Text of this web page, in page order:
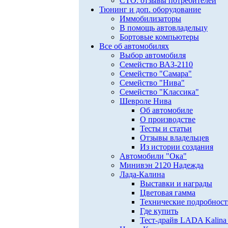
Тюнинг и доп. оборудование
Иммобилизаторы
В помощь автовладельцу
Бортовые компьютеры
Все об автомобилях
Выбор автомобиля
Семейство ВАЗ-2110
Семейство "Самара"
Семейство "Нива"
Семейство "Классика"
Шевроле Нива
Об автомобиле
О производстве
Тесты и статьи
Отзывы владельцев
Из истории создания
Автомобили "Ока"
Минивэн 2120 Надежда
Лада-Калина
Выставки и награды
Цветовая гамма
Технические
Где купить
Тест-драйв LADA Kalina